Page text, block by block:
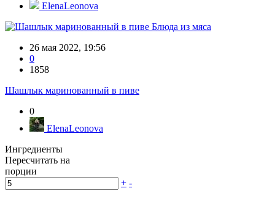
ElenaLeonova
Блюда из мяса
26 мая 2022, 19:56
0
1858
Шашлык маринованный в пиве
0
ElenaLeonova
Ингредиенты
Пересчитать на
порции
+ -